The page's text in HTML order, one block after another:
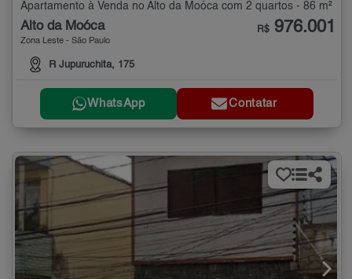
Apartamento à Venda no Alto da Moóca com 2 quartos - 86 m²
Alto da Moóca
Zona Leste - São Paulo
R Jupuruchita, 175
R$ 976.001
WhatsApp Contatar